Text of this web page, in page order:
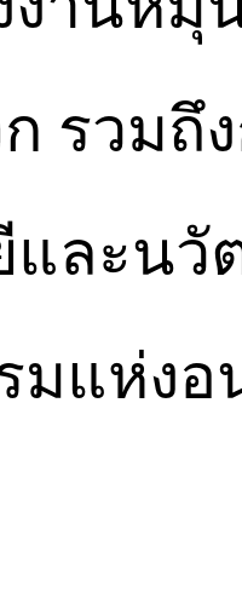
รวมถึ
และน
มแห่ง